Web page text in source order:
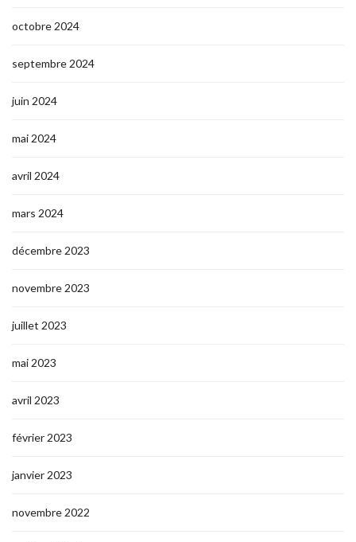
octobre 2024
septembre 2024
juin 2024
mai 2024
avril 2024
mars 2024
décembre 2023
novembre 2023
juillet 2023
mai 2023
avril 2023
février 2023
janvier 2023
novembre 2022